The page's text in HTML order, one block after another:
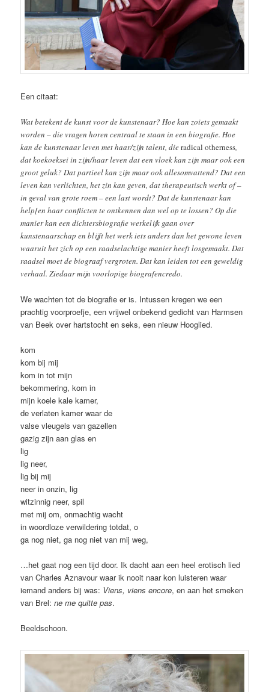
Een citaat:
Wat betekent de kunst voor de kunstenaar? Hoe kan zoiets gemaakt
worden – die vragen horen centraal te staan in een biografie. Hoe
kan de kunstenaar leven met haar/zijn talent, dieradical otherness
dat koekoeksei in zijn/haar leven dat een vloek kan zijn maar ook een
groot geluk? Dat partieel kan zijn maar ook allesomvattend? Dat een
leven kan verlichten, het zin kan geven, dat therapeutisch werkt of –
in geval van grote roem – een last wordt? Dat de kunstenaar kan
help[en haar conflicten te ontkennen dan wel op te lossen? Op die
manier kan een dichtersbiografie werkelijk gaan over
kunstenaarschap en blijft het werk iets anders dan het gewone leven
waaruit het zich op een raadselachtige manier heeft losgemaakt. Dat
raadsel moet de biograaf vergroten. Dat kan leiden tot een geweldig
verhaal. Ziedaar mijn voorlopige biografencredo.
We wachten tot de biografie er is. Intussen kregen we een
prachtig voorproefje, een vrijwel onbekend gedicht van Harmsen
van Beek over hartstocht en seks, een nieuw Hooglied.
kom
kom bij mij
kom in tot mijn
bekommering, kom in
mijn koele kale kamer,
de verlaten kamer waar de
valse vleugels van gazellen
gazig zijn aan glas en
lig
lig neer,
lig bij mij
neer in onzin, lig
witzinnig neer, spil
met mij om, onmachtig wacht
in woordloze verwildering totdat, o
ga nog niet, ga nog niet van mij weg,
…het gaat nog een tijd door. Ik dacht aan een heel erotisch lied
van Charles Aznavour waar ik nooit naar kon luisteren waar
iemand anders bij was: Viens, viens encore, en aan het smeken
van Brel:ne me quitte pas.
Beeldschoon.